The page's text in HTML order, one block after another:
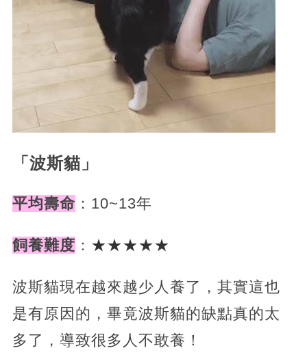
「波斯貓」
平均壽命：10~13年
飼養難度 ： ★★★★★
波斯貓現在越來越少人養了，其實這也
是有原因的，畢竟波斯貓的缺點真的太
多了，導致很多人不敢養！